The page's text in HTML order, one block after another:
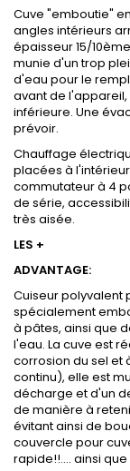
Cuve "emboutie"
angles intérieurs
épaisseur 15/
munie d'un trop
d'eau pour le
avant de
inférieure. Une
prévoir.
Chauffage
placées à
commutateur à 4
de série,
très aisée.
LES +
ADVANTAGE:
Cuiseur polyvalent
spécialement
à pâtes, ainsi que
l'eau. La cuve est
corrosion du sel et
continu), elle est
décharge et d'un
de manière à
évitant ainsi de
couvercle pour
rapide!!.... ainsi